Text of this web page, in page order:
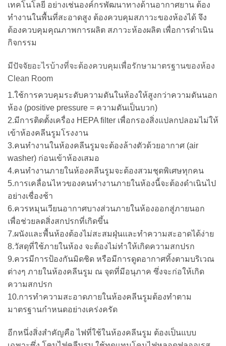
เทคโนโลยี อย่างเช่นองค์กรพัฒนาทางด้านอากาศยาน ต้อง
ทำงานในพื้นที่สะอาดสูง ต้องควบคุมสภาวะของห้องได้ จึง
ต้องควบคุมคุณภาพการผลิต สภาวะห้องผลิต เพื่อการดำเนิน
กิจกรรม
มีปัจจัยอะไรบ้างที่จะต้องควบคุมเพื่อรักษามาตรฐานของห้อง
Clean Room
1.ใช้การควบคุมระดับความดันในห้องให้สูงกว่าความดันนอก
ห้อง (positive pressure = ความดันเป็นบวก)
2.มีการติดตั้งเครื่อง HEPA filter เพื่อกรองสิ่งแปลกปลอมไม่ให้
เข้าห้องคลีนรูมโรงงาน
3.คนทำงานในห้องคลีนรูมจะต้องล้างตัวด้วยอากาศ (air
washer) ก่อนเข้าห้องเสมอ
4.คนทำงานภายในห้องคลีนรูมจะต้องสวมชุดพิเศษทุกคน
5.การเคลื่อนไหวของคนทำงานภายในห้องนี้จะต้องดำเนินไป
อย่างเชื่องช้า
6.ควรหมุนเวียนอากาศบางส่วนภายในห้องออกสู่ภายนอก
เพื่อช่วยลดสิ่งสกปรกที่เกิดขึ้น
7.ผนังและพื้นห้องต้องไม่สะสมฝุ่นและทำความสะอาดได้ง่าย
8.วัสดุที่ใช้ภายในห้อง จะต้องไม่ทำให้เกิดความสกปรก
9.ควรมีการป้องกันมิดชิด หรือมีการดูดอากาศทิ้งตามบริเวณ
ต่างๆ ภายในห้องคลีนรูม ณ จุดที่มีอนุภาค ซึ่งจะก่อให้เกิด
ความสกปรก
10.การทำความสะอาดภายในห้องคลีนรูมต้องทำตาม
มาตรฐานกำหนดอย่างเคร่งครัด
อีกหนึ่งสิ่งสำคัญคือ ไฟที่ใช้ในห้องคลีนรูม ต้องเป็นแบบ